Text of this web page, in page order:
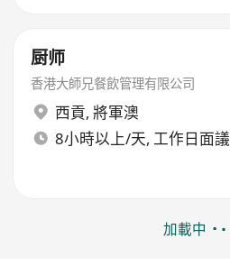
厨师
香港大師兄餐飲管理有限公司
西貢, 將軍澳
8小時以上/天, 工作日面議
加載中